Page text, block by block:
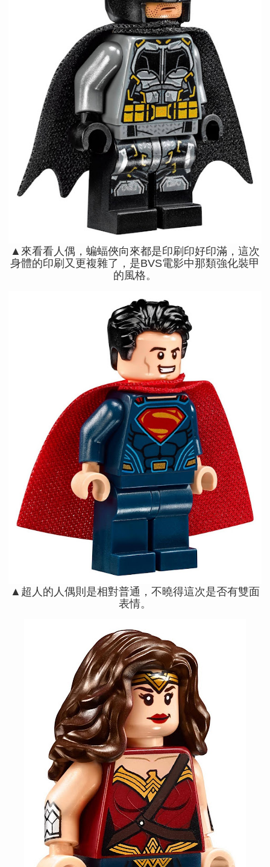
▲來看看人偶，蝙蝠俠向來都是印刷印好印滿，這次
身體的印刷又更複雜了，是BVS電影中那類強化裝甲
的風格。
▲超人的人偶則是相對普通，不曉得這次是否有雙面
表情。